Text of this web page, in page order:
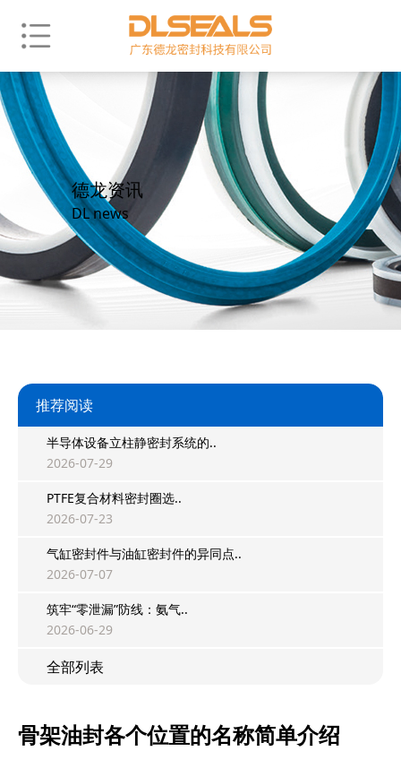
德龙资讯
DL news
推荐阅读
半导体设备立柱静密封系统的..
2026-07-29
PTFE复合材料密封圈选..
2026-07-23
气缸密封件与油缸密封件的异同点..
2026-07-07
筑牢“零泄漏”防线：氨气..
2026-06-29
全部列表
骨架油封各个位置的名称简单介绍